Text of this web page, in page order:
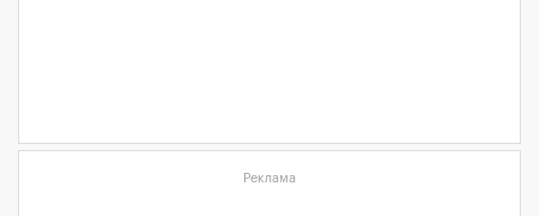
Реклама